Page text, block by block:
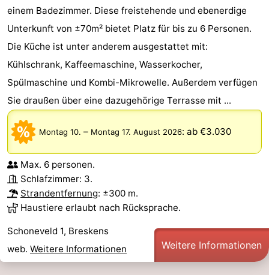
einem Badezimmer. Diese freistehende und ebenerdige
Unterkunft von ±70m² bietet Platz für bis zu 6 Personen.
Die Küche ist unter anderem ausgestattet mit:
Kühlschrank, Kaffeemaschine, Wasserkocher,
Spülmaschine und Kombi-Mikrowelle. Außerdem verfügen
Sie draußen über eine dazugehörige Terrasse mit ...
Montag 10. – Montag 17. August 2026: ab €3.030
Max. 6 personen.
Schlafzimmer: 3.
Strandentfernung: ±300 m.
Haustiere erlaubt nach Rücksprache.
Schoneveld 1, Breskens
web. Weitere Informationen Weitere Informationen